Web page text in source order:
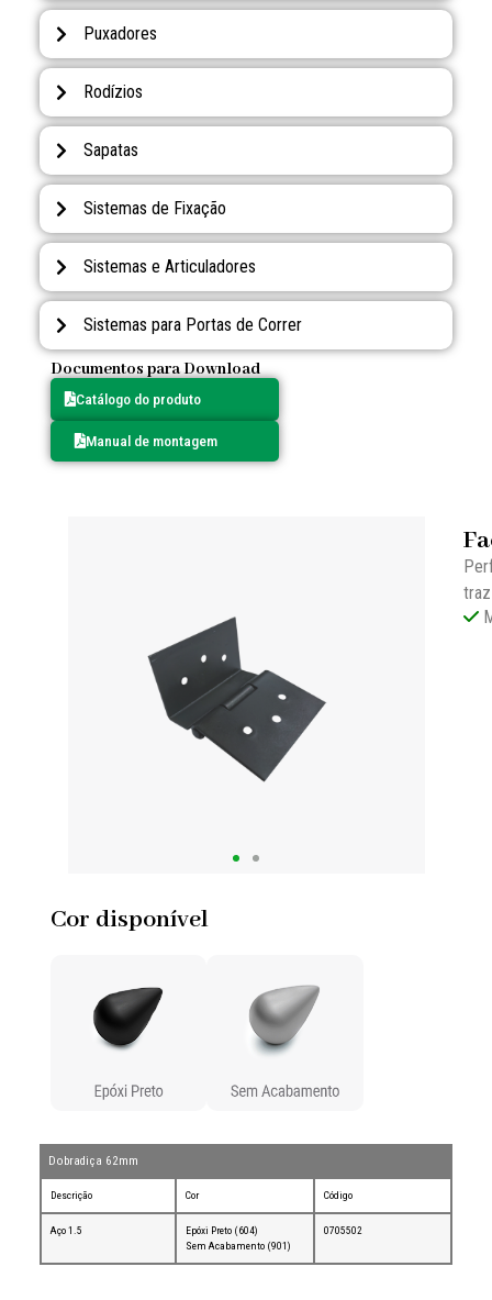
Puxadores
Rodízios
Sapatas
Sistemas de Fixação
Sistemas e Articuladores
Sistemas para Portas de Correr
Documentos para Download
Catálogo do produto
Manual de montagem
Cor disponível
Dobradiça 62mm
Descrição Cor Código
Aço 1.5
Epóxi Preto (604)
Sem Acabamento (901)
0705502